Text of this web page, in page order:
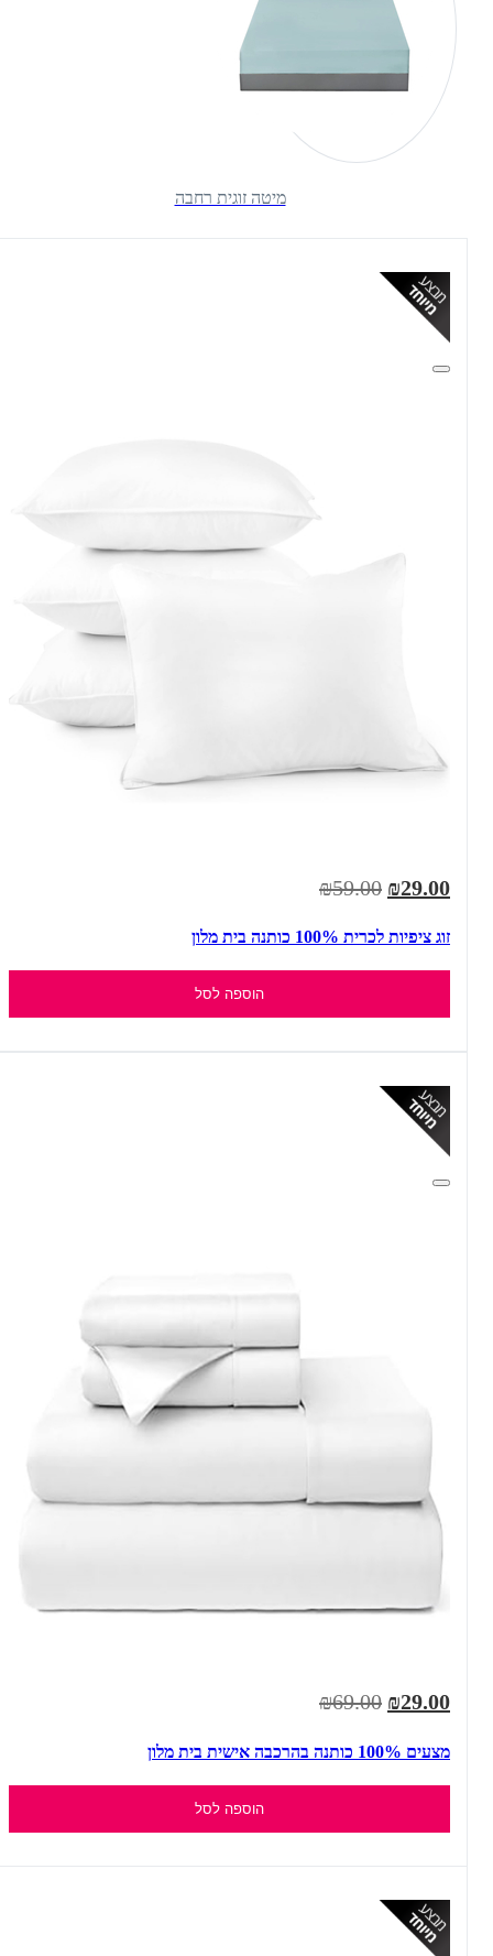
מיטה זוגית רחבה
₪29.00
₪59.00
זוג ציפיות לכרית 100% כותנה בית מלון
הוספה לסל
₪29.00
₪69.00
מצעים 100% כותנה בהרכבה אישית בית מלון
הוספה לסל